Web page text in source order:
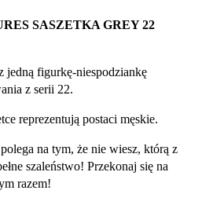
SASZETKA GREY 22
jedną figurkę-niespodziankę
z serii 22.
reprezentują postaci męskie.
na tym, że nie wiesz, którą z
szaleństwo! Przekonaj się na
razem!